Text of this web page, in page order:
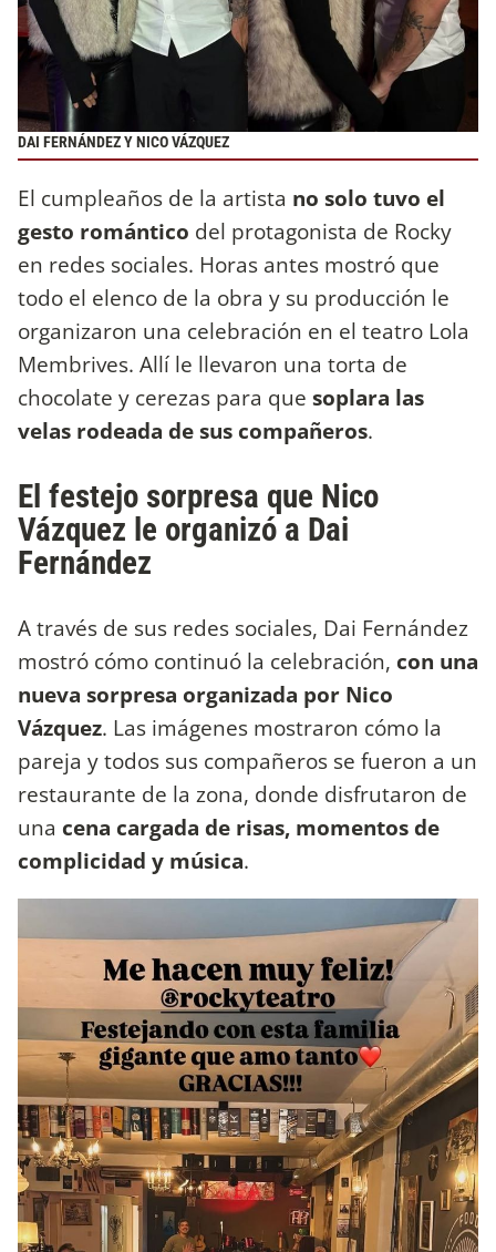
DAI FERNÁNDEZ Y NICO VÁZQUEZ
El cumpleaños de la artista no solo tuvo el
gesto romántico del protagonista de Rocky
en redes sociales. Horas antes mostró que
todo el elenco de la obra y su producción le
organizaron una celebración en el teatro Lola
Membrives. Allí le llevaron una torta de
chocolate y cerezas para que soplara las
velas rodeada de sus compañeros.
El festejo sorpresa que Nico
Vázquez le organizó a Dai
Fernández
A través de sus redes sociales, Dai Fernández
mostró cómo continuó la celebración, con una
nueva sorpresa organizada por Nico
Vázquez. Las imágenes mostraron cómo la
pareja y todos sus compañeros se fueron a un
restaurante de la zona, donde disfrutaron de
una cena cargada de risas, momentos de
complicidad y música.